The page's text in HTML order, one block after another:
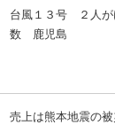
台風１３号 ２人
数 鹿児島
売上は熊本地震の